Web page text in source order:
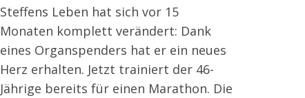
Steffens Leben hat sich vor 15
Monaten komplett verändert: Dank
eines Organspenders hat er ein neues
Herz erhalten. Jetzt trainiert der 46-
Jährige bereits für einen Marathon. Die